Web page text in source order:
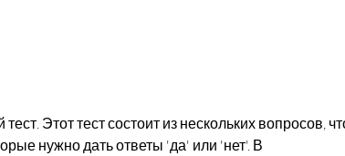
нужно дать ответы 'да' или 'нет'. В